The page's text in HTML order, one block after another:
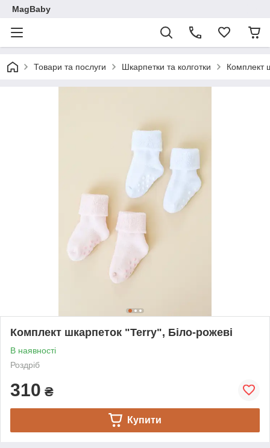
MagBaby
Товари та послуги Шкарпетки та колготки Комплект
Комплект шкарпеток "Terry", Біло-рожеві
В наявності
Роздріб
310 ₴
Купити